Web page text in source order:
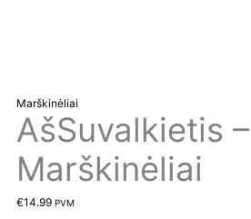
Marškinėliai
AšSuvalkietis –
Marškinėliai
€14.99 PVM